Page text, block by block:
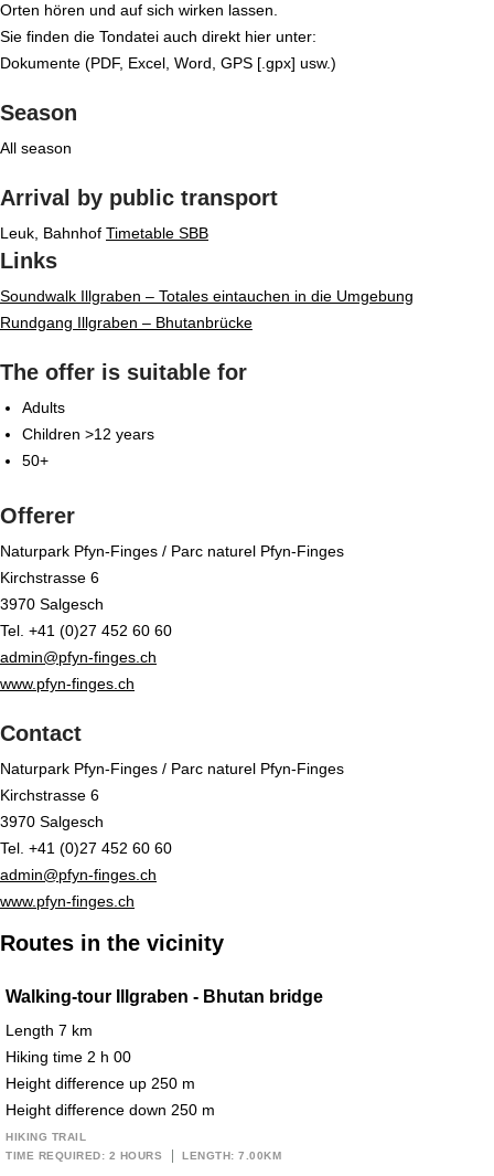
Orten hören und auf sich wirken lassen.
Sie finden die Tondatei auch direkt hier unter:
Dokumente (PDF, Excel, Word, GPS [.gpx] usw.)
Season
All season
Arrival by public transport
Leuk, Bahnhof Timetable SBB
Links
Soundwalk Illgraben – Totales eintauchen in die Umgebung
Rundgang Illgraben – Bhutanbrücke
The offer is suitable for
Adults
Children >12 years
50+
Offerer
Naturpark Pfyn-Finges / Parc naturel Pfyn-Finges
Kirchstrasse 6
3970 Salgesch
Tel. +41 (0)27 452 60 60
admin@pfyn-finges.ch
www.pfyn-finges.ch
Contact
Naturpark Pfyn-Finges / Parc naturel Pfyn-Finges
Kirchstrasse 6
3970 Salgesch
Tel. +41 (0)27 452 60 60
admin@pfyn-finges.ch
www.pfyn-finges.ch
Routes in the vicinity
Walking-tour Illgraben - Bhutan bridge
Length 7 km
Hiking time 2 h 00
Height difference up 250 m
Height difference down 250 m
HIKING TRAIL
TIME REQUIRED: 2 HOURS
LENGTH: 7.00KM